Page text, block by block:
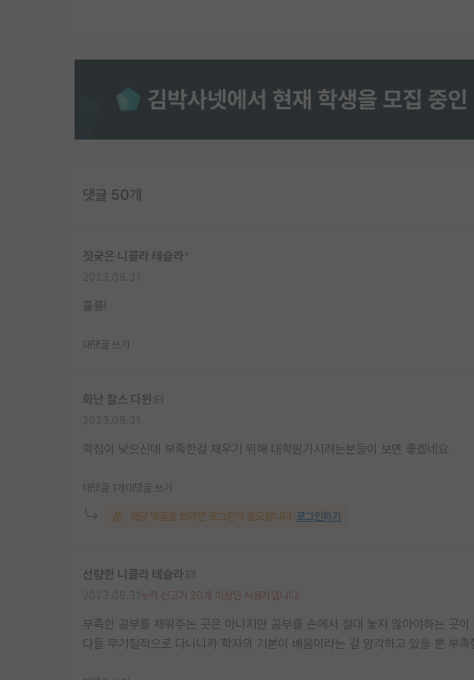
댓글 50개
짓궂은 니콜라 테슬라
훌륭!
대댓글 쓰기
화난 찰스 다윈
학점이 낮으신데 부족한걸 채우기 위해 대학원가시려는분들이 보면 좋겠네요
대댓글 1개 대댓글 쓰기
해당 댓글을 보려면 로그인이 필요합니다. 로그인하기
선량한 니콜라 테슬라
누적 신고가 20개 이상인 사용자입니다.
부족한 공부를 채워주는 곳은 아니지만 공부를 손에서 절대 놓지 않아야하는 곳이
다들 무기질적으로 다니니까 학자의 기본이 배움이라는 걸 망각하고 있을 뿐 부